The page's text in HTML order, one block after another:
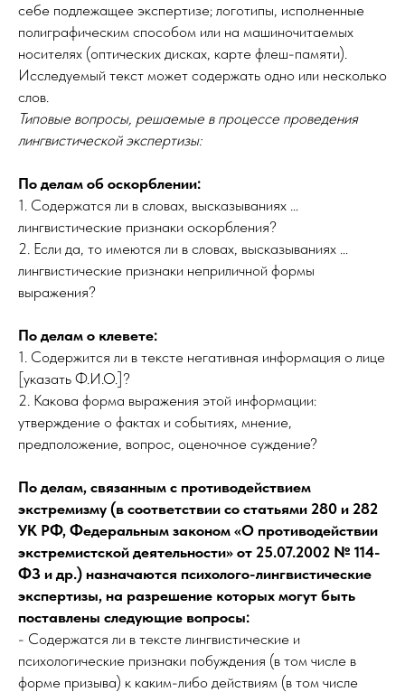
себе подлежащее экспертизе; логотипы, исполненные
полиграфическим способом или на машиночитаемых
носителях (оптических дисках, карте флеш-памяти).
Исследуемый текст может содержать одно или несколько
слов.
Типовые вопросы, решаемые в процессе проведения
лингвистической экспертизы:
По делам об оскорблении:
1. Содержатся ли в словах, высказываниях …
лингвистические признаки оскорбления?
2. Если да, то имеются ли в словах, высказываниях …
лингвистические признаки неприличной формы
выражения?
По делам о клевете:
1. Содержится ли в тексте негативная информация о лице
[указать Ф.И.О.]?
2. Какова форма выражения этой информации:
утверждение о фактах и событиях, мнение,
предположение, вопрос, оценочное суждение?
По делам, связанным с противодействием
экстремизму (в соответствии со статьями 280 и 282
УК РФ, Федеральным законом «О противодействии
экстремистской деятельности» от 25.07.2002 № 114-
ФЗ и др.) назначаются психолого-лингвистические
экспертизы, на разрешение которых могут быть
поставлены следующие вопросы:
- Содержатся ли в тексте лингвистические и
психологические признаки побуждения (в том числе в
форме призыва) к каким-либо действиям (в том числе